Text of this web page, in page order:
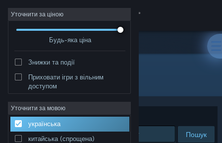
Увійти
Крамниця
Інформація
Підтримка
Уточнити за ціною
Будь-яка ціна
Знижки та події
Приховати ігри з вільним
доступом
Уточнити за мовою
українська
китайська (спрощена)
Розробник: Ahr Ech
Упорядкувати за доречністю
Пошук